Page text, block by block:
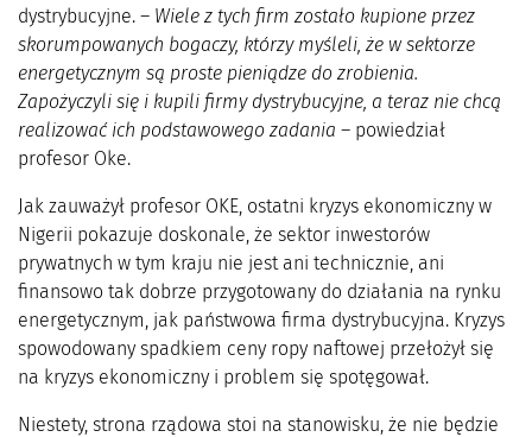
dystrybucyjne. – Wiele z tych firm zostało kupione przez
skorumpowanych bogaczy, którzy myśleli, że w sektorze
energetycznym są proste pieniądze do zrobienia.
Zapożyczyli się i kupili firmy dystrybucyjne, a teraz nie chcą
realizować ich podstawowego zadania – powiedział
profesor Oke.
Jak zauważył profesor OKE, ostatni kryzys ekonomiczny w
Nigerii pokazuje doskonale, że sektor inwestorów
prywatnych w tym kraju nie jest ani technicznie, ani
finansowo tak dobrze przygotowany do działania na rynku
energetycznym, jak państwowa firma dystrybucyjna. Kryzys
spowodowany spadkiem ceny ropy naftowej przełożył się
na kryzys ekonomiczny i problem się spotęgował.
Niestety, strona rządowa stoi na stanowisku, że nie będzie